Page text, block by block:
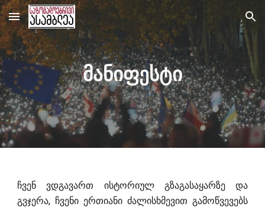
Skip to main content Skip to navigation
მანიფესტი
ჩვენ ვდგავართ ისტორიულ გზაგასაყარზე და
გვჯერა, ჩვენი ერთიანი ძალისხმევით გამოწვევებს